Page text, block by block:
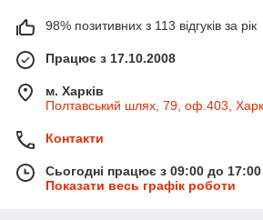
98% позитивних з 113 відгуків за рік
Працює з 17.10.2008
м. Харків
Полтавський шлях, 79, оф.403,
Контакти
Сьогодні працює з 09:00 до 17:00
Показати весь графік роботи